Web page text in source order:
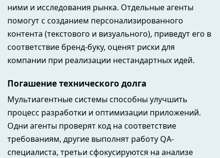
ними и исследования рынка. Отдельные агенты
помогут с созданием персонализированного
контента (текстового и визуального), приведут его в
соответствие бренд-буку, оценят риски для
компании при реализации нестандартных идей.
Погашение технического долга
Мультиагентные системы способны улучшить
процесс разработки и оптимизации приложений.
Одни агенты проверят код на соответствие
требованиям, другие выполнят работу QA-
специалиста, третьи сфокусируются на анализе